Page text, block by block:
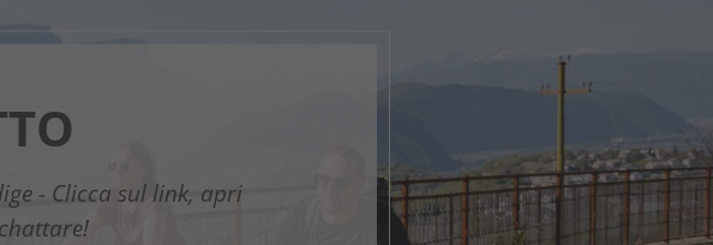
- Clicca sul link, apri
Süden
ospiti